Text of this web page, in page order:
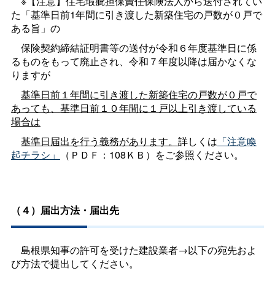
た「基準日前1年間に引き渡した新築住宅の戸数が０戸で
ある旨」の
保険契約締結証明書等の送付が令和６年度基準日に係
るものをもって廃止され、令和７年度以降は届かなくな
りますが
基準日前１年間に引き渡した新築住宅の戸数が０戸で
あっても、基準日前１０年間に１戸以上引き渡している
場合は
基準日届出を行う義務があります。 詳しくは 「注意喚
起チラシ」
（ＰＤＦ：108ＫＢ）をご参照ください。
（４）届出方法・届出先
島根県知事の許可を受けた建設業者→以下の宛先およ
び方法で提出してください。